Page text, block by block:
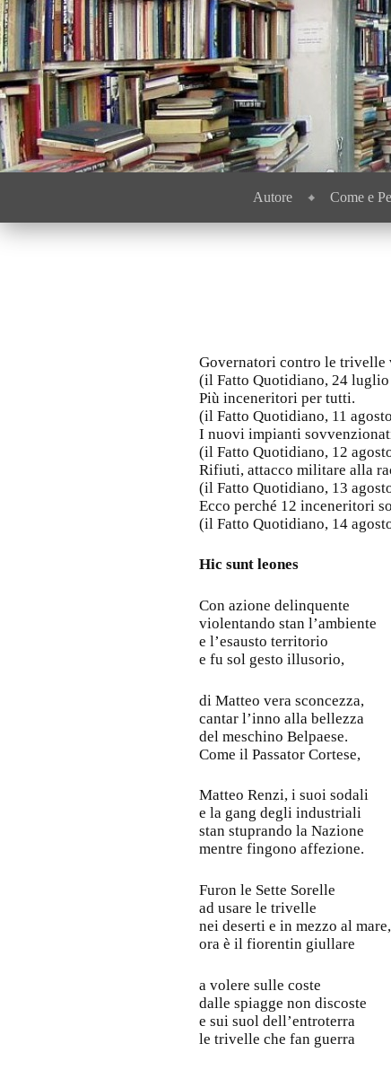
Autore Come e
Governatori contro le trivelle
(il Fatto Quotidiano, 24
Più inceneritori per tutti.
(il Fatto Quotidiano, 11
I nuovi impianti
(il Fatto Quotidiano, 12
Rifiuti, attacco militare alla
(il Fatto Quotidiano, 13
Ecco perché 12 inceneritori
(il Fatto Quotidiano, 14
Hic sunt leones
Con azione delinquente
violentando stan l’ambiente
e l’esausto territorio
e fu sol gesto illusorio,
di Matteo vera sconcezza,
cantar l’inno alla bellezza
del meschino Belpaese.
Come il Passator Cortese,
Matteo Renzi, i suoi sodali
e la gang degli industriali
stan stuprando la Nazione
mentre fingono affezione.
Furon le Sette Sorelle
ad usare le trivelle
nei deserti e in mezzo al mare,
ora è il fiorentin giullare
a volere sulle coste
dalle spiagge non discoste
e sui suol dell’entroterra
le trivelle che fan guerra